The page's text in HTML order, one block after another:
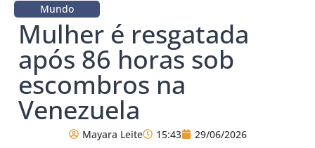
Mundo
Mulher é resgatada
após 86 horas sob
escombros na
Venezuela
Mayara Leite 15:43 29/06/2026